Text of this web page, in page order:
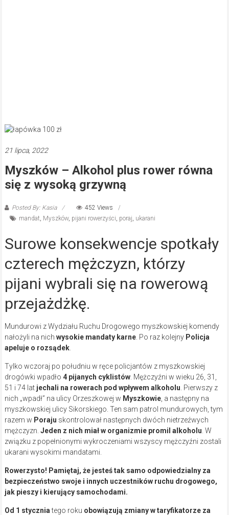
21 lipca, 2022
Myszków – Alkohol plus rower równa
się z wysoką grzywną
Posted By: Kasia
452 Views
mandat, Myszków, pijani rowerzyści, poraj, ukarani
Surowe konsekwencje spotkały
czterech mężczyzn, którzy
pijani wybrali się na rowerową
przejażdżkę.
Mundurowi z Wydziału Ruchu Drogowego myszkowskiej komendy
nałożyli na nich wysokie mandaty karne. Po raz kolejny Policja
apeluje o rozsądek.
Tylko wczoraj po południu w ręce policjantów z myszkowskiej
drogówki wpadło 4 pijanych cyklistów. Mężczyźni w wieku 26, 31,
51 i 74 lat jechali na rowerach pod wpływem alkoholu . Pierwszy z
nich „wpadł” na ulicy Orzeszkowej w Myszkowie, a następny na
myszkowskiej ulicy Sikorskiego. Ten sam patrol mundurowych, tym
razem w Poraju skontrolował następnych dwóch nietrzeźwych
mężczyzn. Jeden z nich miał w organizmie promil alkoholu . W
związku z popełnionymi wykroczeniami wszyscy mężczyźni zostali
ukarani wysokimi mandatami.
Rowerzysto! Pamiętaj, że jesteś tak samo odpowiedzialny za
bezpieczeństwo swoje i innych uczestników ruchu drogowego,
jak pieszy i kierujący samochodami.
Od 1 styczniatego roku obowiązują zmiany w taryfikatorze za